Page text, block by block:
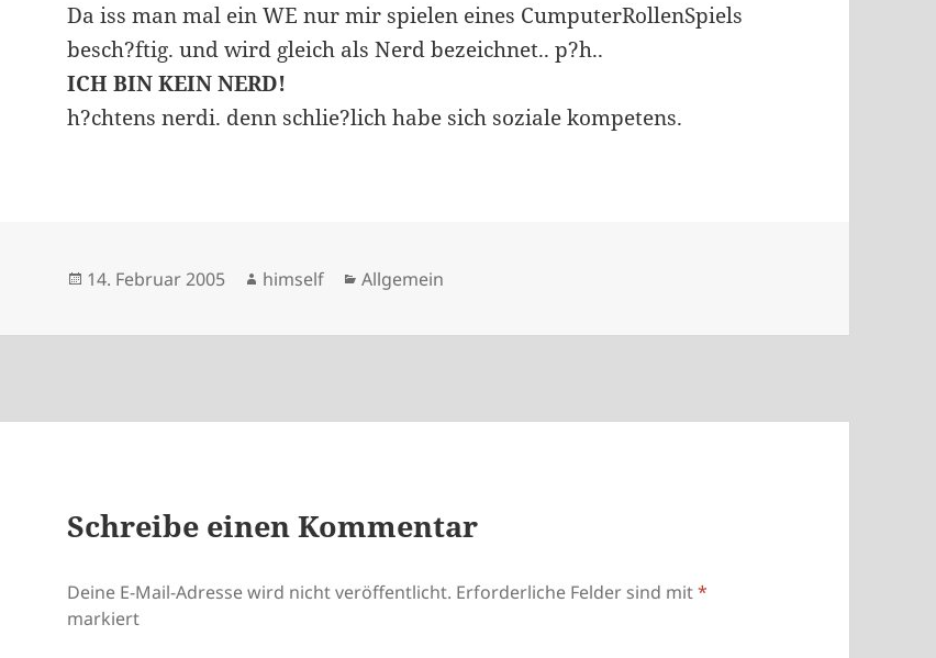
Da iss man mal ein WE nur mir spielen eines CumputerRollenSpiels
besch?ftig. und wird gleich als Nerd bezeichnet.. p?h..
ICH BIN KEIN NERD!
h?chtens nerdi. denn schlie?lich habe sich soziale kompetens.
Veröffentlicht
14. Februar 2005 Autor
himself Kategorien
Allgemein
Schreibe einen Kommentar
Deine E-Mail-Adresse wird nicht veröffentlicht. Erforderliche Felder sind mit*
markiert